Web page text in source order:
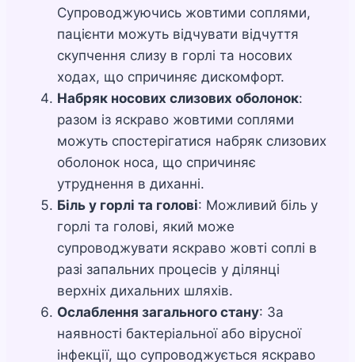
Супроводжуючись жовтими соплями,
пацієнти можуть відчувати відчуття
скупчення слизу в горлі та носових
ходах, що спричиняє дискомфорт.
Набряк носових слизових оболонок:
разом із яскраво жовтими соплями
можуть спостерігатися набряк слизових
оболонок носа, що спричиняє
утруднення в диханні.
Біль у горлі та голові: Можливий біль у
горлі та голові, який може
супроводжувати яскраво жовті соплі в
разі запальних процесів у ділянці
верхніх дихальних шляхів.
Ослаблення загального стану: За
наявності бактеріальної або вірусної
інфекції, що супроводжується яскраво